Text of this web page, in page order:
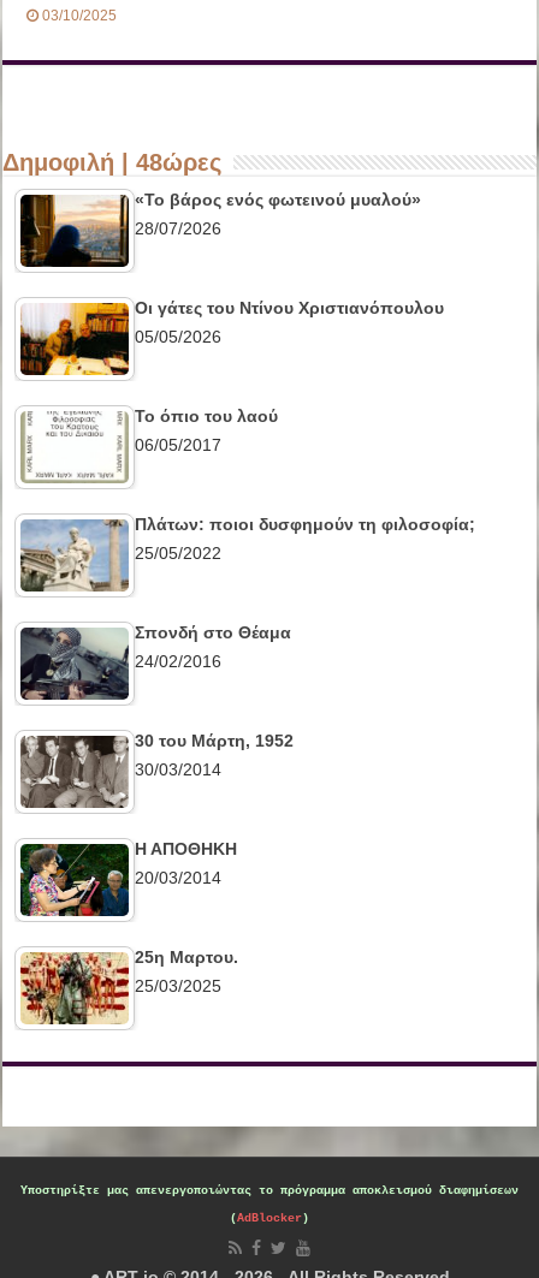
03/10/2025
Δημοφιλή | 48ώρες
«Το βάρος ενός φωτεινού μυαλού»
28/07/2026
Οι γάτες του Ντίνου Χριστιανόπουλου
05/05/2026
Το όπιο του λαού
06/05/2017
Πλάτων: ποιοι δυσφημούν τη φιλοσοφία;
25/05/2022
Σπονδή στο Θέαμα
24/02/2016
30 του Μάρτη, 1952
30/03/2014
Η ΑΠΟΘΗΚΗ
20/03/2014
25η Μαρτου.
25/03/2025
Υποστηρίξτε μας απενεργοποιώντας το πρόγραμμα αποκλεισμού διαφημίσεων
(AdBlocker)